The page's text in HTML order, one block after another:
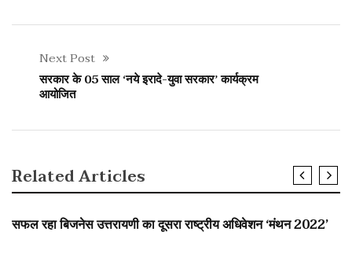
Next Post
सरकार के 05 साल ‘नये इरादे-युवा सरकार’ कार्यक्रम
आयोजित
Related Articles
सफल रहा बिजनेस उत्तरायणी का दूसरा राष्ट्रीय अधिवेशन ‘मंथन 2022’